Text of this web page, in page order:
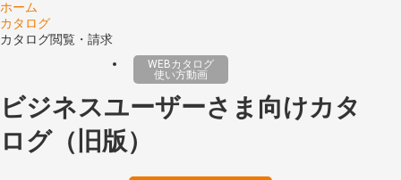
ホーム
カタログ
カタログ閲覧・請求
WEBカタログ
使い方動画
ビジネスユーザーさま向けカタ
ログ（旧版）